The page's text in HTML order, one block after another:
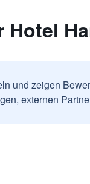
Hotel
und zeigen
externen